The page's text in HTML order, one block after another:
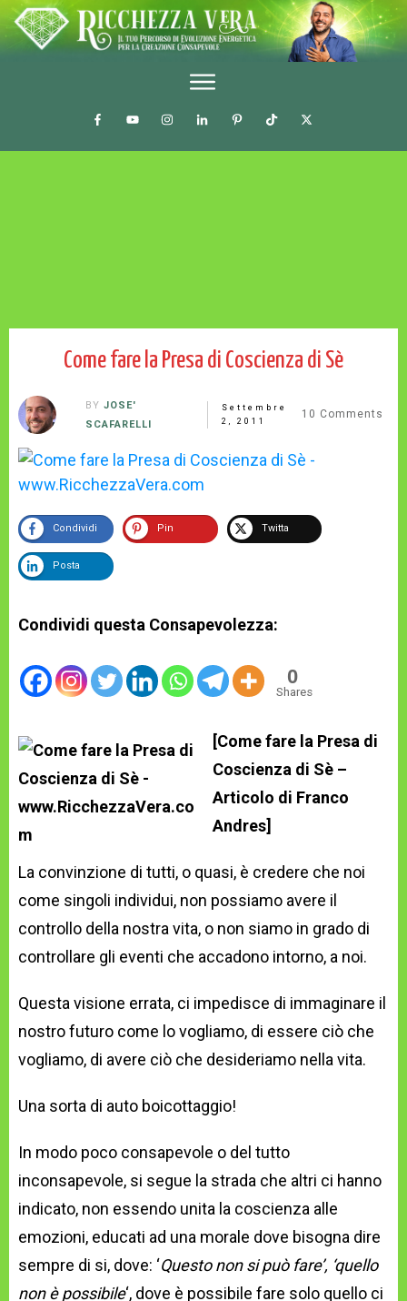
Come fare la Presa di Coscienza di Sè
BY JOSE'
SCAFARELLI
Settembre
2, 2011
10 Comments
Condividi Pin Twitta
Posta
Condividi questa Consapevolezza:
0
Shares
[Come fare la Presa di
Coscienza di Sè –
Articolo di Franco
Andres]
La convinzione di tutti, o quasi, è credere che noi
come singoli individui, non possiamo avere il
controllo della nostra vita, o non siamo in grado di
controllare gli eventi che accadono intorno, a noi.
Questa visione errata, ci impedisce di immaginare il
nostro futuro come lo vogliamo, di essere ciò che
vogliamo, di avere ciò che desideriamo nella vita.
Una sorta di auto boicottaggio!
In modo poco consapevole o del tutto
inconsapevole, si segue la strada che altri ci hanno
indicato, non essendo unita la coscienza alle
emozioni, educati ad una morale dove bisogna dire
sempre di si, dove: ‘Questo non si può fare’, ‘quello
non è possibile‘, dove è possibile fare solo quello ci